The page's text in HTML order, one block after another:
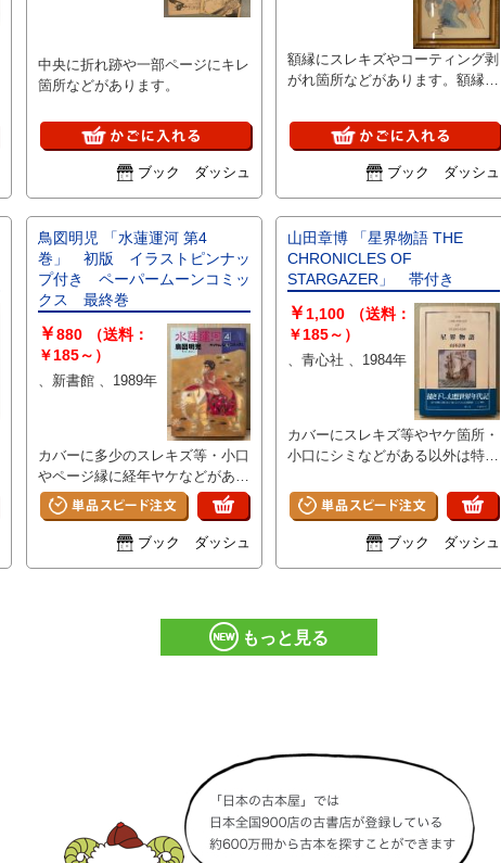
中央に折れ跡や一部ページにキレ
箇所などがあります。
ブック ダッシュ
額縁にスレキズやコーティング剥
がれ箇所などがあります。額縁は
シワキズなどがあります。
ブック ダッシュ
鳥図明児 「水蓮運河 第4
巻」 初版 イラストピンナッ
プ付き ペーパームーンコミッ
クス 最終巻
￥880
（送料：
￥185～）
、新書館 、1989年
カバーに多少のスレキズ等・小口
やページ縁に経年ヤケなどがある
以外は特に目立つダメージはな
く、その他ページ部分は概ね良好
ブック ダッシュ
山田章博 「星界物語 THE
CHRONICLES OF
STARGAZER」 帯付き
￥ 1,100
（送料：
￥185～）
、青心社 、1984年
カバーにスレキズ等やヤケ箇所・
小口にシミなどがある以外は特に
ージは比較的使用感少ない良好な
状態です。 A
ブック ダッシュ
もっと見る